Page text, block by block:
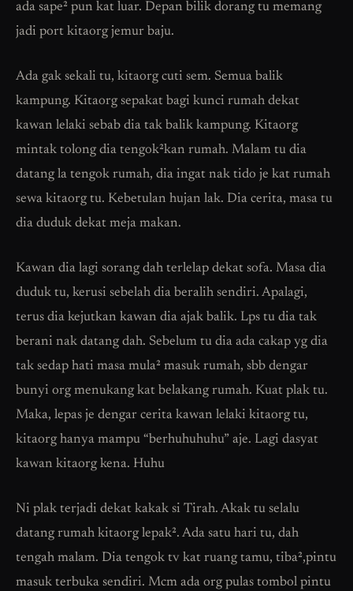
ada sape² pun kat luar. Depan bilik dorang tu memang
jadi port kitaorg jemur baju.
Ada gak sekali tu, kitaorg cuti sem. Semua balik
kampung. Kitaorg sepakat bagi kunci rumah dekat
kawan lelaki sebab dia tak balik kampung. Kitaorg
mintak tolong dia tengok²kan rumah. Malam tu dia
datang la tengok rumah, dia ingat nak tido je kat rumah
sewa kitaorg tu. Kebetulan hujan lak. Dia cerita, masa tu
dia duduk dekat meja makan.
Kawan dia lagi sorang dah terlelap dekat sofa. Masa dia
duduk tu, kerusi sebelah dia beralih sendiri. Apalagi,
terus dia kejutkan kawan dia ajak balik. Lps tu dia tak
berani nak datang dah. Sebelum tu dia ada cakap yg dia
tak sedap hati masa mula² masuk rumah, sbb dengar
bunyi org menukang kat belakang rumah. Kuat plak tu.
Maka, lepas je dengar cerita kawan lelaki kitaorg tu,
kitaorg hanya mampu “berhuhuhuhu” aje. Lagi dasyat
kawan kitaorg kena. Huhu
Ni plak terjadi dekat kakak si Tirah. Akak tu selalu
datang rumah kitaorg lepak². Ada satu hari tu, dah
tengah malam. Dia tengok tv kat ruang tamu, tiba²,pintu
masuk terbuka sendiri. Mcm ada org pulas tombol pintu